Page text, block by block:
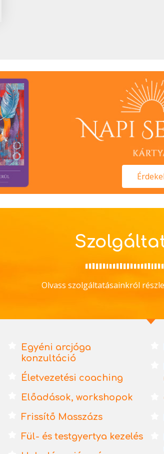
Érdekel
Olvass szolgáltatásainkról
Egyéni arcjóga
konzultáció
Életvezetési coaching
Előadások, workshopok
Frissítő Masszázs
Fül- és testgyertya kezelés